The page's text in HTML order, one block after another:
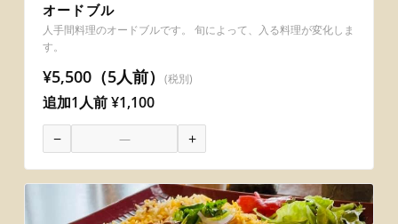
オードブル
人手間料理のオードブルです。 旬によって、入る料理が変化しま
す。
¥5,500（5人前） (税別)
追加1人前 ¥1,100
−
― +